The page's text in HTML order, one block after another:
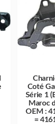
Coté
Série 1
Maroc
OEM :
=